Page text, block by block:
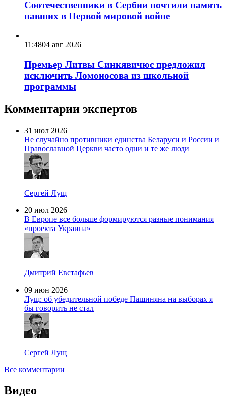
Соотечественники в Сербии почтили память
павших в Первой мировой войне
11:4804 авг 2026
Премьер Литвы Синкявичюс предложил
исключить Ломоносова из школьной
программы
Комментарии экспертов
31 июл 2026
Не случайно противники единства Беларуси и России и
Православной Церкви часто одни и те же люди
Сергей Лущ
20 июл 2026
В Европе все больше формируются разные понимания
«проекта Украина»
Дмитрий Евстафьев
09 июн 2026
Лущ: об убедительной победе Пашиняна на выборах я
бы говорить не стал
Сергей Лущ
Все комментарии
Видео